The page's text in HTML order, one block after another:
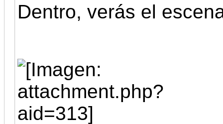
Dentro, verás el